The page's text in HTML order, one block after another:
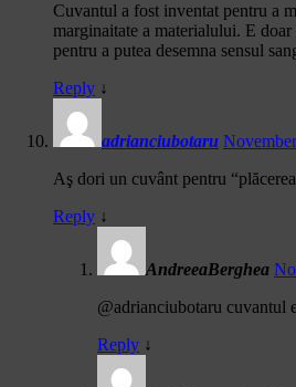
Cuvantul a fost inventat pentru a
marginaitate a materialului. E
pentru a putea desemna sensul
Reply ↓
adrianciubotaru
Aş dori un cuvânt pentru
Reply ↓
AndreeaBerghea
@adrianciubotaru
Reply ↓